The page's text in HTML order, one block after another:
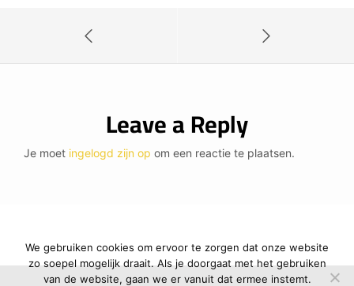
Leave a Reply
Je moet ingelogd zijn op om een reactie te plaatsen.
We gebruiken cookies om ervoor te zorgen dat onze website
zo soepel mogelijk draait. Als je doorgaat met het gebruiken
van de website, gaan we er vanuit dat ermee instemt.